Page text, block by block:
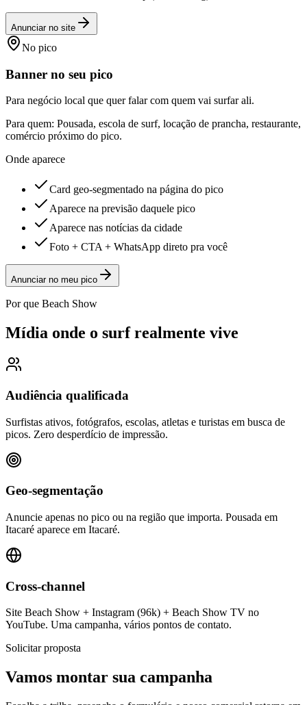
Anunciar no site
No pico
Banner no seu pico
Para negócio local que quer falar com quem vai surfar ali.
Para quem: Pousada, escola de surf, locação de prancha, restaurante,
comércio próximo do pico.
Onde aparece
Card geo-segmentado na página do pico
Aparece na previsão daquele pico
Aparece nas notícias da cidade
Foto + CTA + WhatsApp direto pra você
Anunciar no meu pico
Por que Beach Show
Mídia onde o surf realmente vive
Audiência qualificada
Surfistas ativos, fotógrafos, escolas, atletas e turistas em busca de
picos. Zero desperdício de impressão.
Geo-segmentação
Anuncie apenas no pico ou na região que importa. Pousada em
Itacaré aparece em Itacaré.
Cross-channel
Site Beach Show + Instagram (96k) + Beach Show TV no
YouTube. Uma campanha, vários pontos de contato.
Solicitar proposta
Vamos montar sua campanha